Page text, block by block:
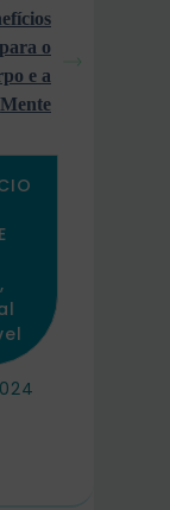
o
e a
Mente